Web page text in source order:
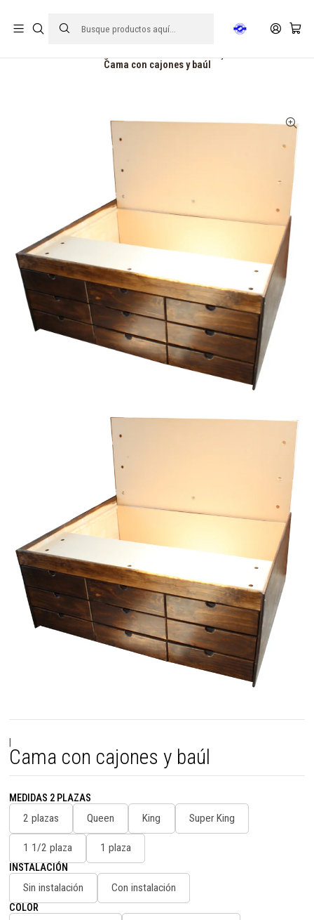
Cama con cajones y baúl
Cama con cajones y baúl
MEDIDAS 2 PLAZAS
2 plazas Queen King Super King
1 1/2 plaza 1 plaza
INSTALACIÓN
Sin instalación Con instalación
COLOR